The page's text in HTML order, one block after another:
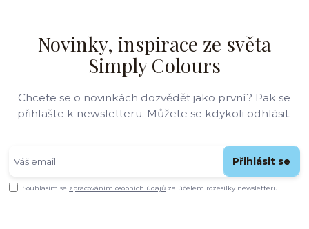
Novinky, inspirace ze světa
Simply Colours
Chcete se o novinkách dozvědět jako první? Pak se
přihlašte k newsletteru. Můžete se kdykoli odhlásit.
Přihlásit se
Souhlasím se zpracováním osobních údajů za účelem rozesílky newsletteru.